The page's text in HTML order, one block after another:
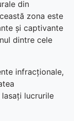
din
zona este
și captivante
dintre cele
infracționale,
lucrurile